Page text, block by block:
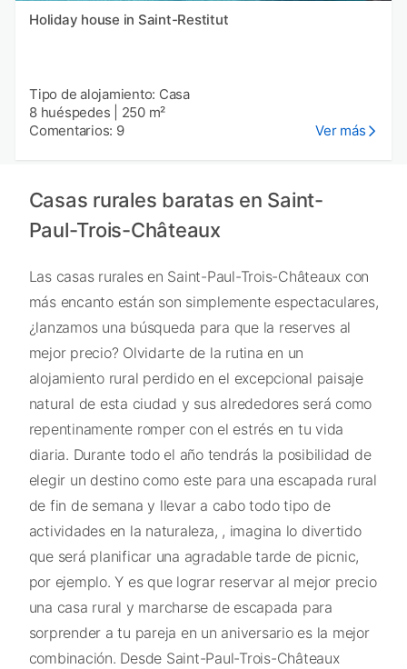
Holiday house in Saint-Restitut
Tipo de alojamiento: Casa
8 huéspedes
250 m²
Comentarios: 9
Ver más
Casas rurales baratas en Saint-
Paul-Trois-Châteaux
Las casas rurales en Saint-Paul-Trois-Châteaux con
más encanto están son simplemente espectaculares,
¿lanzamos una búsqueda para que la reserves al
mejor precio? Olvidarte de la rutina en un
alojamiento rural perdido en el excepcional paisaje
natural de esta ciudad y sus alrededores será como
repentinamente romper con el estrés en tu vida
diaria. Durante todo el año tendrás la posibilidad de
elegir un destino como este para una escapada rural
de fin de semana y llevar a cabo todo tipo de
actividades en la naturaleza, , imagina lo divertido
que será planificar una agradable tarde de picnic,
por ejemplo. Y es que lograr reservar al mejor precio
una casa rural y marcharse de escapada para
sorprender a tu pareja en un aniversario es la mejor
combinación. Desde Saint-Paul-Trois-Châteaux